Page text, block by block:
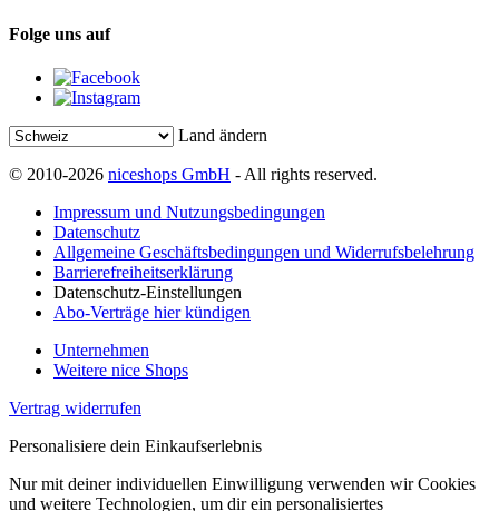
Folge uns auf
Land ändern
© 2010-2026 niceshops GmbH - All rights reserved.
Impressum und Nutzungsbedingungen
Datenschutz
Allgemeine Geschäftsbedingungen und Widerrufsbelehrung
Barrierefreiheitserklärung
Datenschutz-Einstellungen
Abo-Verträge hier kündigen
Unternehmen
Weitere nice Shops
Vertrag widerrufen
Personalisiere dein Einkaufserlebnis
Nur mit deiner individuellen Einwilligung verwenden wir Cookies
und weitere Technologien, um dir ein personalisiertes